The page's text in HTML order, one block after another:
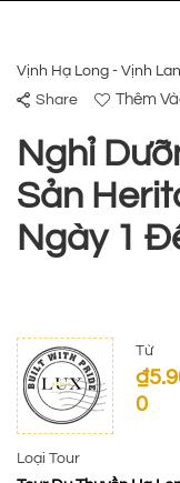
Vịnh Hạ Long - Vịnh
Share
Thêm
Nghỉ
Sản
Ngày 1
Từ
₫
0
Loại Tour